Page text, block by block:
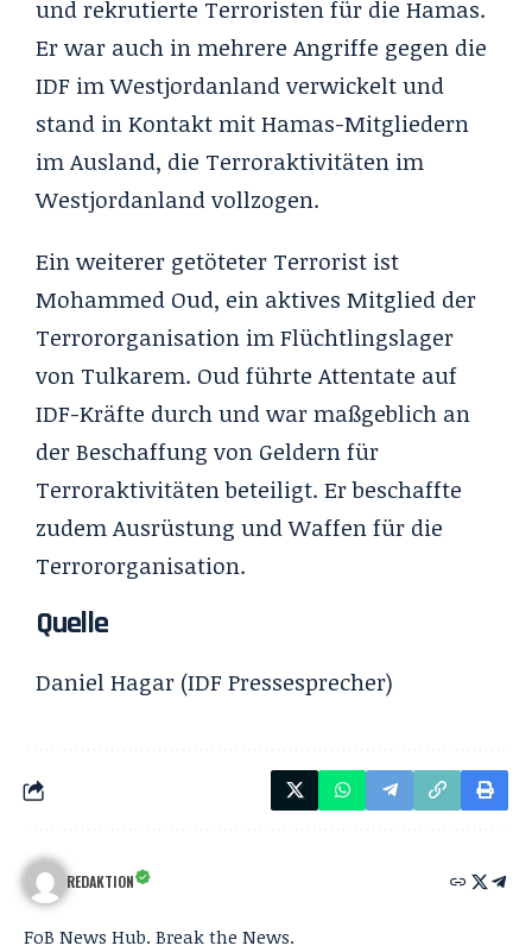
und rekrutierte Terroristen für die Hamas.
Er war auch in mehrere Angriffe gegen die
IDF im Westjordanland verwickelt und
stand in Kontakt mit Hamas-Mitgliedern
im Ausland, die Terroraktivitäten im
Westjordanland vollzogen.
Ein weiterer getöteter Terrorist ist
Mohammed Oud, ein aktives Mitglied der
Terrororganisation im Flüchtlingslager
von Tulkarem. Oud führte Attentate auf
IDF-Kräfte durch und war maßgeblich an
der Beschaffung von Geldern für
Terroraktivitäten beteiligt. Er beschaffte
zudem Ausrüstung und Waffen für die
Terrororganisation.
Quelle
Daniel Hagar (IDF Pressesprecher)
REDAKTION
FoB News Hub. Break the News.